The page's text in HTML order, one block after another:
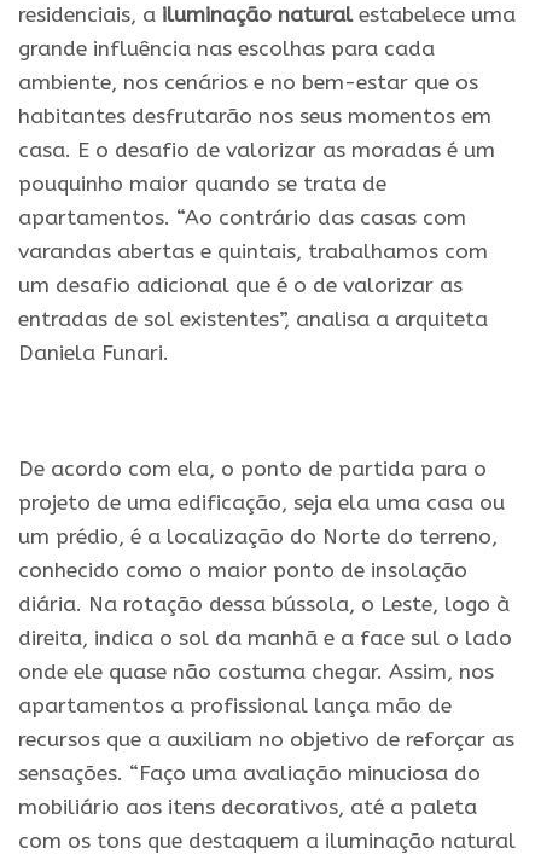
residenciais, a iluminação naturalestabelece uma
grande influência nas escolhas para cada
ambiente, nos cenários e no bem-estar que os
habitantes desfrutarão nos seus momentos em
casa. E o desafio de valorizar as moradas é um
pouquinho maior quando se trata de
apartamentos. “Ao contrário das casas com
varandas abertas e quintais, trabalhamos com
um desafio adicional que é o de valorizar as
entradas de sol existentes”, analisa a arquiteta
Daniela Funari.
De acordo com ela, o ponto de partida para o
projeto de uma edificação, seja ela uma casa ou
um prédio, é a localização do Norte do terreno,
conhecido como o maior ponto de insolação
diária. Na rotação dessa bússola, o Leste, logo à
direita, indica o sol da manhã e a face sul o lado
onde ele quase não costuma chegar. Assim, nos
apartamentos a profissional lança mão de
recursos que a auxiliam no objetivo de reforçar as
sensações. “Faço uma avaliação minuciosa do
mobiliário aos itens decorativos, até a paleta
com os tons que destaquem a iluminação natural